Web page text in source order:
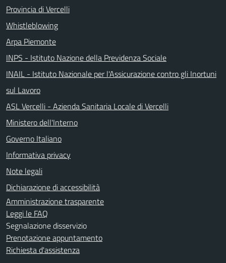
Provincia di Vercelli
Whistleblowing
Arpa Piemonte
INPS - Istituto Nazione della Previdenza Sociale
INAIL - Istituto Nazionale per l'Assicurazione contro gli Inortuni
sul Lavoro
ASL Vercelli - Azienda Sanitaria Locale di Vercelli
Ministero dell'Interno
Governo Italiano
Informativa privacy
Note legali
Dichiarazione di accessibilità
Amministrazione trasparente
Leggi le FAQ
Segnalazione disservizio
Prenotazione appuntamento
Richiesta d'assistenza